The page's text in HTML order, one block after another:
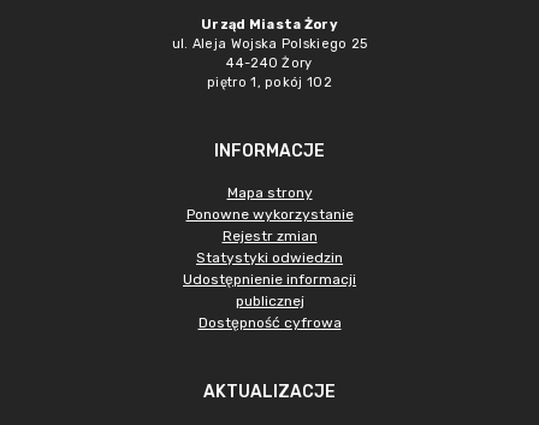
Urząd Miasta Żory
ul. Aleja Wojska Polskiego 25
44-240 Żory
piętro 1, pokój 102
INFORMACJE
Mapa strony
Ponowne wykorzystanie
Rejestr zmian
Statystyki odwiedzin
Udostępnienie informacji
publicznej
Dostępność cyfrowa
AKTUALIZACJE